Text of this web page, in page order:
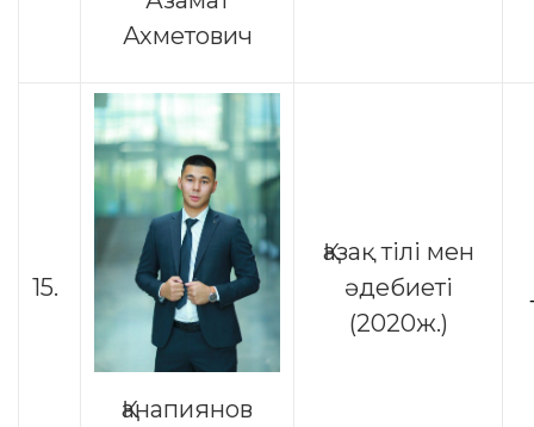
Ахметович
15.
Қанапиянов
Қазақ тілі мен
әдебиеті
(2020ж.)